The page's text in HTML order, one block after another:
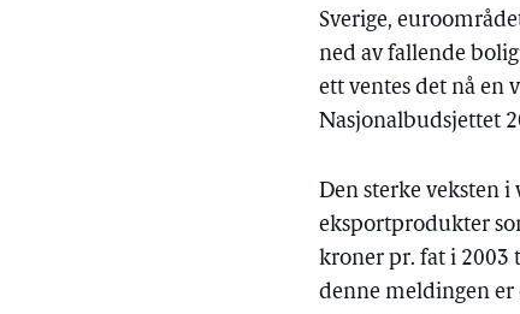
Sverige,
ned av fallende
ett ventes det nå en
Nasjonalbudsjettet
Den sterke veksten
eksportprodukter
kroner pr. fat i 2003
denne meldingen